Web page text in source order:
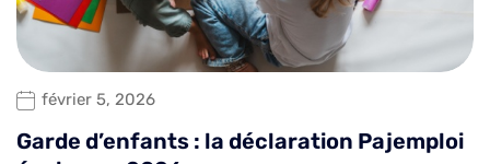
février 5, 2026
Garde d’enfants : la déclaration Pajemploi